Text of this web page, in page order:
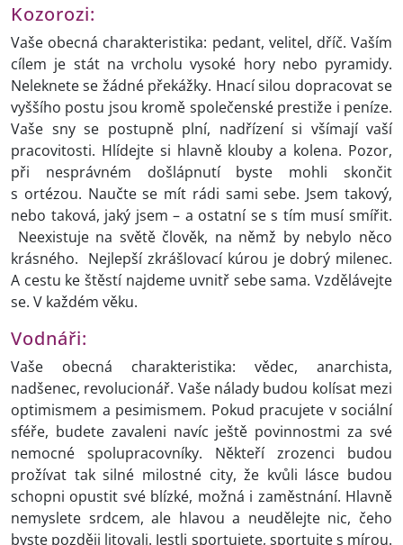
Kozorozi:
Vaše obecná charakteristika: pedant, velitel, dříč. Vaším
cílem je stát na vrcholu vysoké hory nebo pyramidy.
Neleknete se žádné překážky. Hnací silou dopracovat se
vyššího postu jsou kromě společenské prestiže i peníze.
Vaše sny se postupně plní, nadřízení si všímají vaší
pracovitosti. Hlídejte si hlavně klouby a kolena. Pozor,
při nesprávném došlápnutí byste mohli skončit
s ortézou. Naučte se mít rádi sami sebe. Jsem takový,
nebo taková, jaký jsem – a ostatní se s tím musí smířit.
Neexistuje na světě člověk, na němž by nebylo něco
krásného. Nejlepší zkrášlovací kúrou je dobrý milenec.
A cestu ke štěstí najdeme uvnitř sebe sama. Vzdělávejte
se. V každém věku.
Vodnáři:
Vaše obecná charakteristika: vědec, anarchista,
nadšenec, revolucionář. Vaše nálady budou kolísat mezi
optimismem a pesimismem. Pokud pracujete v sociální
sféře, budete zavaleni navíc ještě povinnostmi za své
nemocné spolupracovníky. Někteří zrozenci budou
prožívat tak silné milostné city, že kvůli lásce budou
schopni opustit své blízké, možná i zaměstnání. Hlavně
nemyslete srdcem, ale hlavou a neudělejte nic, čeho
byste později litovali. Jestli sportujete, sportujte s mírou.